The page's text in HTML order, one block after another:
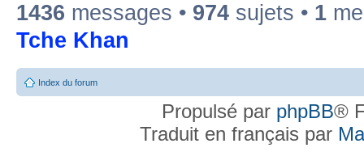
1436 messages • 974 sujets • 1
Tche Khan
Index du forum
Propulsé par phpBB®
Traduit en français par